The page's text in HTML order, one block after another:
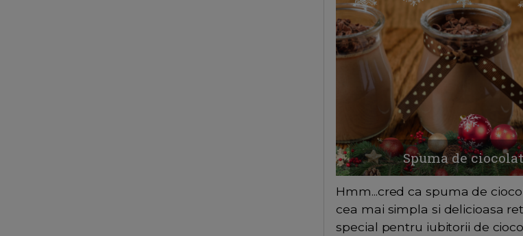
Spuma de
Hmm...cred ca spuma de
cea mai simpla si delicioasa
special pentru iubitorii de